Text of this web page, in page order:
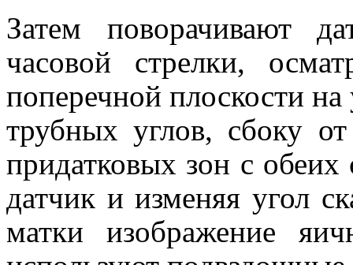
Затем поворачивают
часовой стрелки,
поперечной плоскости на
трубных углов, сбоку
придатковых зон с обеих
датчик и изменяя угол
матки изображение